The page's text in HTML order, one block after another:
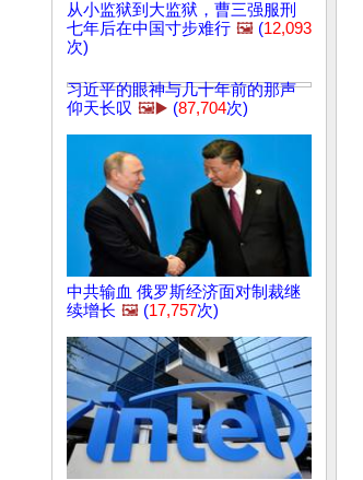
从小监狱到大监狱，曹三强服刑
七年后在中国寸步难行 🖼️ (12,093
次)
习近平的眼神与几十年前的那声
仰天长叹 🖼️▶️ (87,704次)
中共输血 俄罗斯经济面对制裁继
续增长 🖼️ (17,757次)